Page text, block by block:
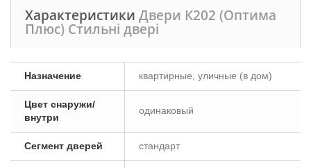
Характеристики Двери К202 (Оптима
Плюс) Стильні двері
Назначение квартирные, уличные (в дом)
Цвет снаружи/
внутри
одинаковый
Сегмент дверей стандарт